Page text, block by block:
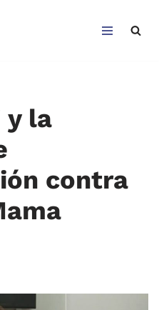
y la
contra